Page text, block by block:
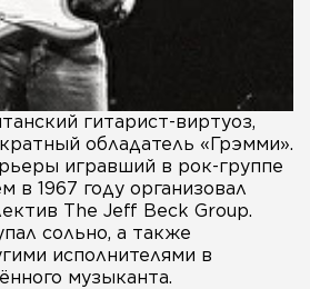
гитарист-виртуоз,
обладатель «Грэмми».
игравший в рок-группе
в 1967 году организовал
The Jeff Beck Group.
сольно, а также
исполнителями в
музыканта.